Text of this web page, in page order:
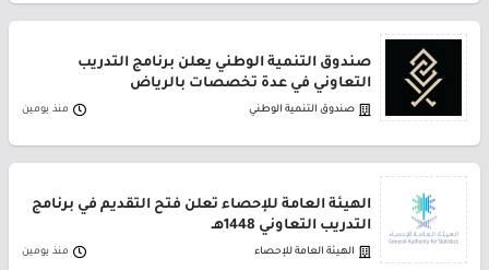
صندوق التنمية الوطني يعلن برنامج التدريب
التعاوني في عدة تخصصات بالرياض
صندوق التنمية الوطني منذ يومين
الهيئة العامة للإحصاء تعلن فتح التقديم في برنامج
التدريب التعاوني 1448هـ
الهيئة العامة للإحصاء منذ يومين